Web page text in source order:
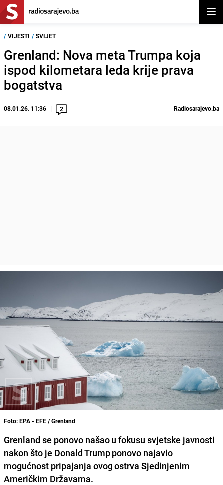
/ VIJESTI / SVIJET
Grenland: Nova meta Trumpa koja
ispod kilometara leda krije prava
bogatstva
08.01.26. 11:36 2 Radiosarajevo.ba
Foto: EPA - EFE / Grenland
Grenland se ponovo našao u fokusu svjetske javnosti
nakon što je Donald Trump ponovo najavio
mogućnost pripajanja ovog ostrva Sjedinjenim
Američkim Državama.